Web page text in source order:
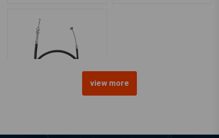
America koppelingskabel
view more